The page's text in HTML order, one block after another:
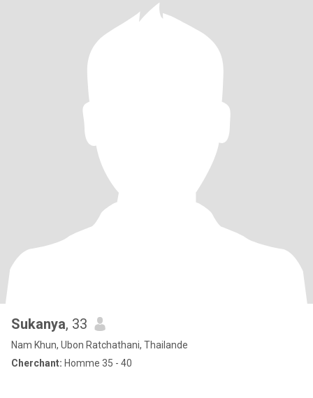
Sukanya, 33
Nam Khun, Ubon Ratchathani, Thailande
Cherchant: Homme 35 - 40